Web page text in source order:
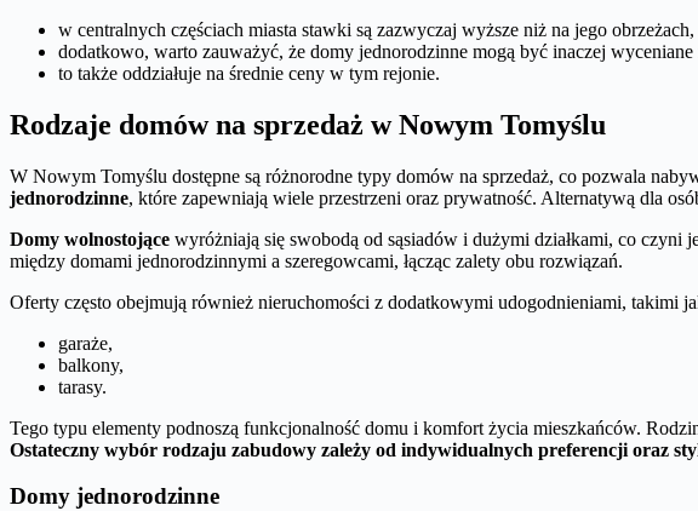
w centralnych częściach miasta stawki są zazwyczaj wyższe niż na jego
dodatkowo, warto zauważyć, że domy jednorodzinne mogą być inaczej
to także oddziałuje na średnie ceny w tym rejonie.
Rodzaje domów na sprzedaż w Nowym Tomyślu
W Nowym Tomyślu dostępne są różnorodne typy domów na sprzedaż, co pozwala
jednorodzinne, które zapewniają wiele przestrzeni oraz prywatność. Alternatywą dla
Domy wolnostojące wyróżniają się swobodą od sąsiadów i dużymi działkami, co czyni
między domami jednorodzinnymi a szeregowcami, łącząc zalety obu rozwiązań.
Oferty często obejmują również nieruchomości z dodatkowymi udogodnieniami, takimi
garaże,
balkony,
tarasy.
Tego typu elementy podnoszą funkcjonalność domu i komfort życia mieszkańców.
Ostateczny wybór rodzaju zabudowy zależy od indywidualnych preferencji oraz
Domy jednorodzinne